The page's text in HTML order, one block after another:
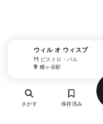
ウィル オ ウィスプ
ビストロ・バル
幡ヶ谷駅
さがす 保存済み